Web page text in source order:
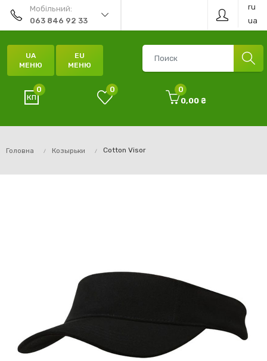
Мобільний:
063 846 92 33
ru
ua
UA
МЕНЮ
EU
МЕНЮ
0 0
0
0,00 ₴
Головна Козырьки Cotton Visor